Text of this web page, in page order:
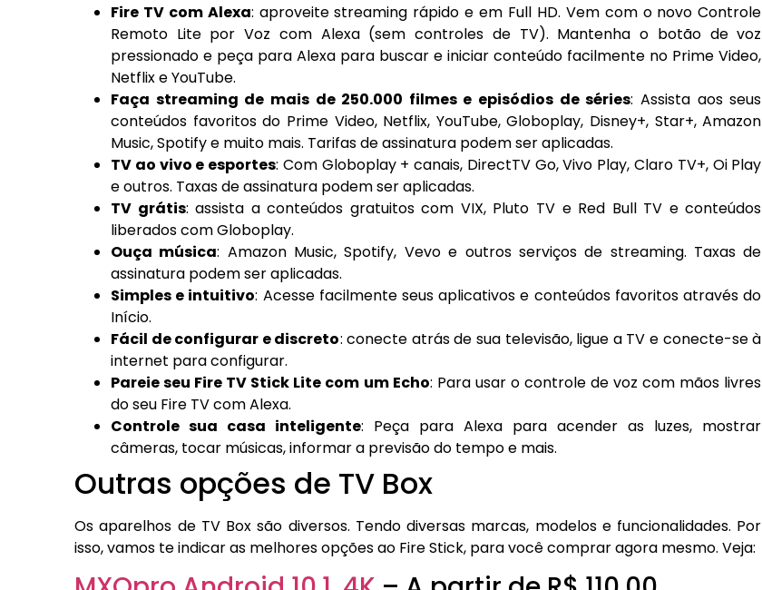
Fire TV com Alexa: aproveite streaming rápido e em Full HD. Vem com o novo Controle
Remoto Lite por Voz com Alexa (sem controles de TV). Mantenha o botão de voz
pressionado e peça para Alexa para buscar e iniciar conteúdo facilmente no Prime Video,
Netflix e YouTube.
Faça streaming de mais de 250.000 filmes e episódios de séries: Assista aos seus
conteúdos favoritos do Prime Video, Netflix, YouTube, Globoplay, Disney+, Star+, Amazon
Music, Spotify e muito mais. Tarifas de assinatura podem ser aplicadas.
TV ao vivo e esportes: Com Globoplay + canais, DirectTV Go, Vivo Play, Claro TV+, Oi Play
e outros. Taxas de assinatura podem ser aplicadas.
TV grátis: assista a conteúdos gratuitos com VIX, Pluto TV e Red Bull TV e conteúdos
liberados com Globoplay.
Ouça música: Amazon Music, Spotify, Vevo e outros serviços de streaming. Taxas de
assinatura podem ser aplicadas.
Simples e intuitivo: Acesse facilmente seus aplicativos e conteúdos favoritos através do
Início.
Fácil de configurar e discreto: conecte atrás de sua televisão, ligue a TV e conecte-se à
internet para configurar.
Pareie seu Fire TV Stick Lite com um Echo: Para usar o controle de voz com mãos livres
do seu Fire TV com Alexa.
Controle sua casa inteligente: Peça para Alexa para acender as luzes, mostrar
câmeras, tocar músicas, informar a previsão do tempo e mais.
Outras opções de TV Box
Os aparelhos de TV Box são diversos. Tendo diversas marcas, modelos e funcionalidades. Por
isso, vamos te indicar as melhores opções ao Fire Stick, para você comprar agora mesmo. Veja: